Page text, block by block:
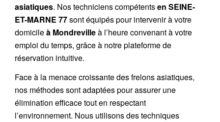
asiatiques. Nos techniciens compétentsen SEINE-
ET-MARNE 77sont équipés pour intervenir à votre
domicileà Mondrevilleà l’heure convenant à votre
emploi du temps, grâce à notre plateforme de
réservation intuitive.
Face à la menace croissante des frelons asiatiques,
nos méthodes sont adaptées pour assurer une
élimination efficace tout en respectant
l’environnement. Nous utilisons des techniques